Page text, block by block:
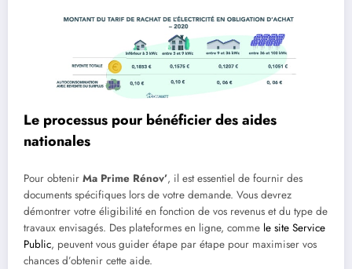
Le processus pour bénéficier des aides
nationales
Pour obtenir Ma Prime Rénov’, il est essentiel de fournir des
documents spécifiques lors de votre demande. Vous devrez
démontrer votre éligibilité en fonction de vos revenus et du type de
travaux envisagés. Des plateformes en ligne, comme le site Service
Public, peuvent vous guider étape par étape pour maximiser vos
chances d’obtenir cette aide.